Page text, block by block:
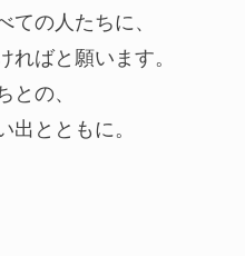
ての人たちに、
ればと願います。
との、
出とともに。